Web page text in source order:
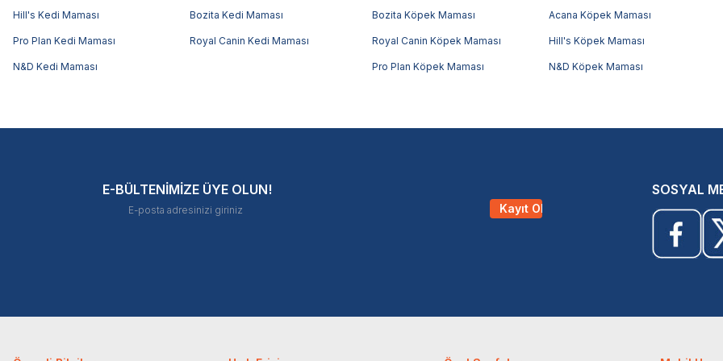
Hill's Kedi Maması Bozita Kedi Maması
Pro Plan Kedi Maması Royal Canin Kedi Maması
N&D Kedi Maması
Bozita Köpek Maması Acana Köpek Maması
Royal Canin Köpek Maması Hill's Köpek Maması
Pro Plan Köpek Maması N&D Köpek Maması
E-BÜLTENİMİZE ÜYE OLUN!
Kayıt Ol
SOSYAL